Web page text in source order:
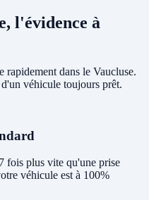
l'évidence à
rapidement dans le Vaucluse.
véhicule toujours prêt.
fois plus vite qu'une prise
véhicule est à 100%